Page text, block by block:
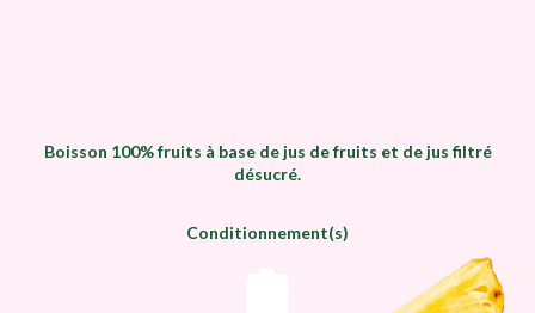
Boisson 100% fruits à base de jus de fruits et de jus filtré
désucré.
Conditionnement(s)